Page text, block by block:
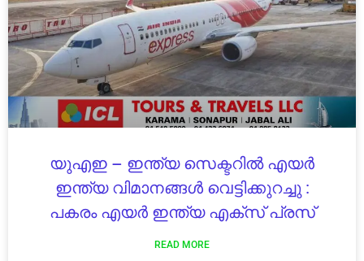
യുഎഇ – ഇന്ത്യ സെക്ടറിൽ എയർ
ഇന്ത്യ വിമാനങ്ങൾ വെട്ടിക്കുറച്ചു :
പകരം എയർ ഇന്ത്യ എക്സ് പ്രസ്
READ MORE